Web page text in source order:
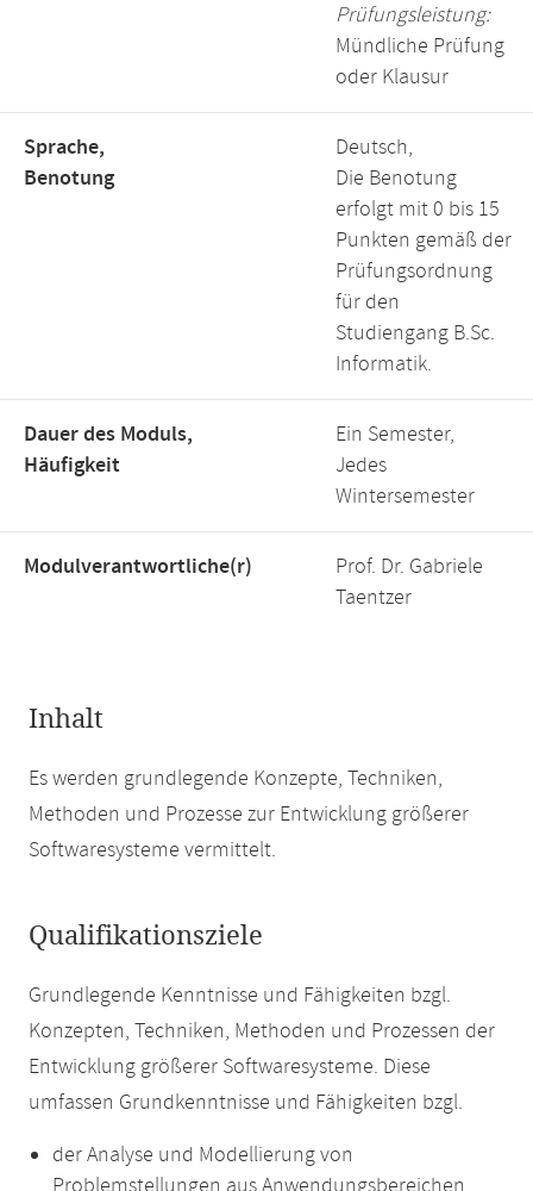
Prüfungsleistung:
Mündliche Prüfung
oder Klausur
Sprache,
Benotung
Deutsch,
Die Benotung
erfolgt mit 0 bis 15
Punkten gemäß der
Prüfungsordnung
für den
Studiengang B.Sc.
Informatik.
Dauer des Moduls,
Häufigkeit
Ein Semester,
Jedes
Wintersemester
Modulverantwortliche(r)
Prof. Dr. Gabriele
Taentzer
Inhalt
Es werden grundlegende Konzepte, Techniken,
Methoden und Prozesse zur Entwicklung größerer
Softwaresysteme vermittelt.
Qualifikationsziele
Grundlegende Kenntnisse und Fähigkeiten bzgl.
Konzepten, Techniken, Methoden und Prozessen der
Entwicklung größerer Softwaresysteme. Diese
umfassen Grundkenntnisse und Fähigkeiten bzgl.
der Analyse und Modellierung von